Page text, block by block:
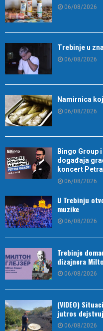
06/08/2026
Trebinje u
06/08/2026
Namirnica
06/08/2026
Bingo Group
događaja
koncert
06/08/2026
U Trebinju
muzike
06/08/2026
Trebinje
dizajnera
06/08/2026
(VIDEO)
jutros
06/08/2026